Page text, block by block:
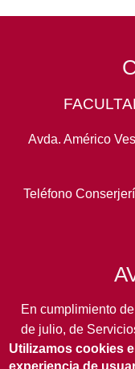
Avda. Américo
Teléfono
En cumplimiento
de julio, de
de Comercio
Utilizamos cookies
experiencia de